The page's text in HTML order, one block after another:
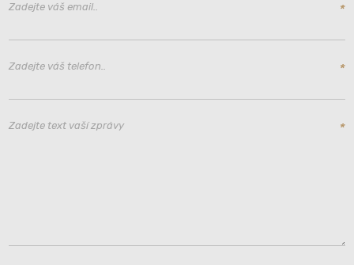
Zadejte váš email.. *
Zadejte váš telefon.. *
Zadejte text vaší zprávy *